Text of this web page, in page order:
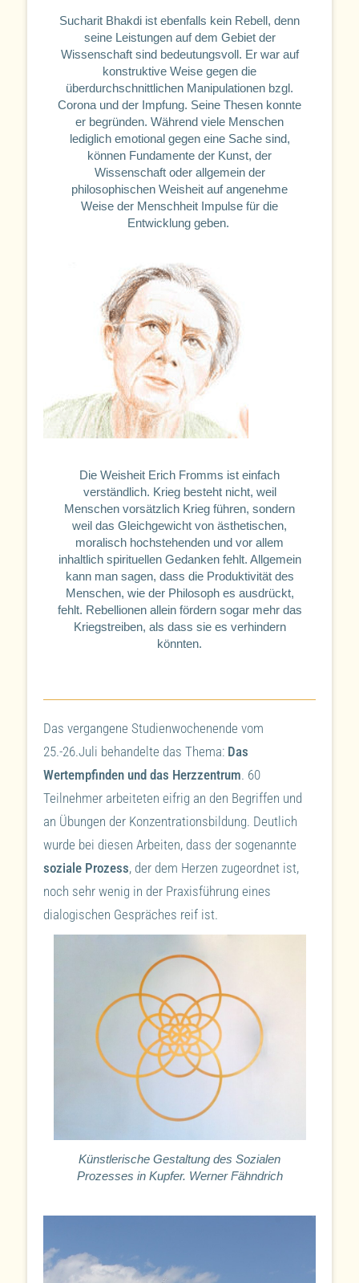
Sucharit Bhakdi ist ebenfalls kein Rebell, denn
seine Leistungen auf dem Gebiet der
Wissenschaft sind bedeutungsvoll. Er war auf
konstruktive Weise gegen die
überdurchschnittlichen Manipulationen bzgl.
Corona und der Impfung. Seine Thesen konnte
er begründen. Während viele Menschen
lediglich emotional gegen eine Sache sind,
können Fundamente der Kunst, der
Wissenschaft oder allgemein der
philosophischen Weisheit auf angenehme
Weise der Menschheit Impulse für die
Entwicklung geben.
Die Weisheit Erich Fromms ist einfach
verständlich. Krieg besteht nicht, weil
Menschen vorsätzlich Krieg führen, sondern
weil das Gleichgewicht von ästhetischen,
moralisch hochstehenden und vor allem
inhaltlich spirituellen Gedanken fehlt. Allgemein
kann man sagen, dass die Produktivität des
Menschen, wie der Philosoph es ausdrückt,
fehlt. Rebellionen allein fördern sogar mehr das
Kriegstreiben, als dass sie es verhindern
könnten.
Das vergangene Studienwochenende vom
25.-26.Juli behandelte das Thema: Das
Wertempfinden und das Herzzentrum. 60
Teilnehmer arbeiteten eifrig an den Begriffen und
an Übungen der Konzentrationsbildung. Deutlich
wurde bei diesen Arbeiten, dass der sogenannte
soziale Prozess, der dem Herzen zugeordnet ist,
noch sehr wenig in der Praxisführung eines
dialogischen Gespräches reif ist.
Künstlerische Gestaltung des Sozialen
Prozesses in Kupfer. Werner Fähndrich